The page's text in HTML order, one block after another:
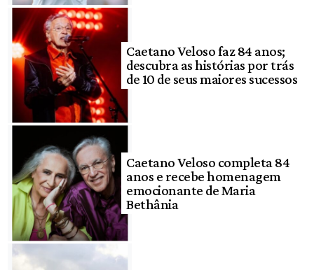
Caetano Veloso faz 84 anos;
descubra as histórias por trás
de 10 de seus maiores sucessos
Caetano Veloso completa 84
anos e recebe homenagem
emocionante de Maria
Bethânia